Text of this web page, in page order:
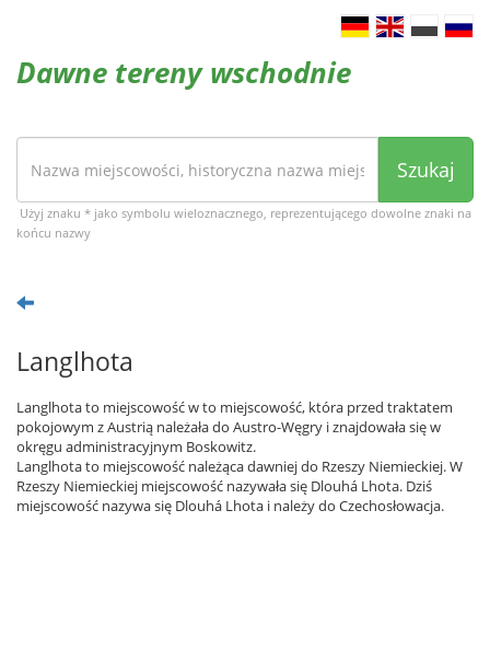
Dawne tereny wschodnie
Szukaj
Użyj znaku * jako symbolu wieloznacznego, reprezentującego dowolne znaki na
końcu nazwy
Langlhota
Langlhota to miejscowość w to miejscowość, która przed traktatem
pokojowym z Austrią należała do Austro-Węgry i znajdowała się w
okręgu administracyjnym Boskowitz.
Langlhota to miejscowość należąca dawniej do Rzeszy Niemieckiej. W
Rzeszy Niemieckiej miejscowość nazywała się Dlouhá Lhota. Dziś
miejscowość nazywa się Dlouhá Lhota i należy do Czechosłowacja.